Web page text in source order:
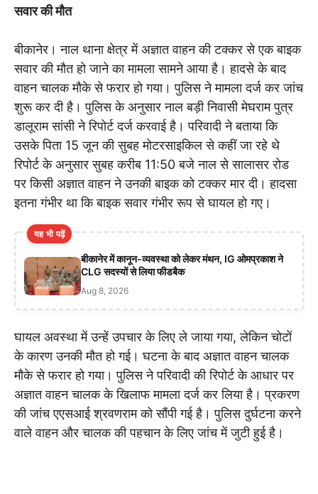
सवार की मौत
बीकानेर। नाल थाना क्षेत्र में अज्ञात वाहन की टक्कर से एक बाइक
सवार की मौत हो जाने का मामला सामने आया है। हादसे के बाद
वाहन चालक मौके से फरार हो गया। पुलिस ने मामला दर्ज कर जांच
शुरू कर दी है। पुलिस के अनुसार नाल बड़ी निवासी मेघराम पुत्र
डालूराम सांसी ने रिपोर्ट दर्ज करवाई है। परिवादी ने बताया कि
उसके पिता 15 जून की सुबह मोटरसाइकिल से कहीं जा रहे थे
रिपोर्ट के अनुसार सुबह करीब 11:50 बजे नाल से सालासर रोड
पर किसी अज्ञात वाहन ने उनकी बाइक को टक्कर मार दी। हादसा
इतना गंभीर था कि बाइक सवार गंभीर रूप से घायल हो गए।
यह भी पढ़ें
बीकानेर में कानून-व्यवस्था को लेकर मंथन, IG ओमप्रकाश ने
CLG सदस्यों से लिया फीडबैक
Aug 8, 2026
घायल अवस्था में उन्हें उपचार के लिए ले जाया गया, लेकिन चोटों
के कारण उनकी मौत हो गई। घटना के बाद अज्ञात वाहन चालक
मौके से फरार हो गया। पुलिस ने परिवादी की रिपोर्ट के आधार पर
अज्ञात वाहन चालक के खिलाफ मामला दर्ज कर लिया है। प्रकरण
की जांच एएसआई श्रवणराम को सौंपी गई है। पुलिस दुर्घटना करने
वाले वाहन और चालक की पहचान के लिए जांच में जुटी हुई है।